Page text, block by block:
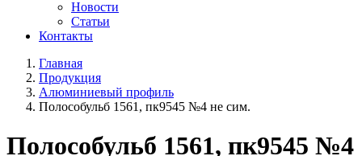
Новости
Статьи
Контакты
Главная
Продукция
Алюминиевый профиль
Полособульб 1561, пк9545 №4 не сим.
Полособульб 1561, пк9545 №4